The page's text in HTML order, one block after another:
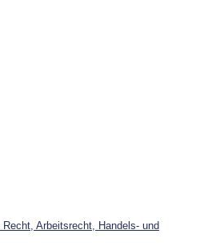
Arbeitsrecht, Handels- und